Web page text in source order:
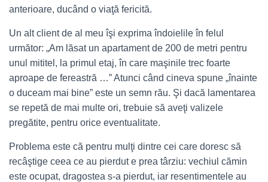
anterioare, ducând o viaţă fericită.
Un alt client de al meu îşi exprima îndoielile în felul
următor: „Am lăsat un apartament de 200 de metri pentru
unul mititel, la primul etaj, în care maşinile trec foarte
aproape de fereastră …” Atunci când cineva spune „înainte
o duceam mai bine” este un semn rău. Şi dacă lamentarea
se repetă de mai multe ori, trebuie să aveţi valizele
pregătite, pentru orice eventualitate.
Problema este că pentru mulţi dintre cei care doresc să
recâştige ceea ce au pierdut e prea târziu: vechiul cămin
este ocupat, dragostea s-a pierdut, iar resentimentele au